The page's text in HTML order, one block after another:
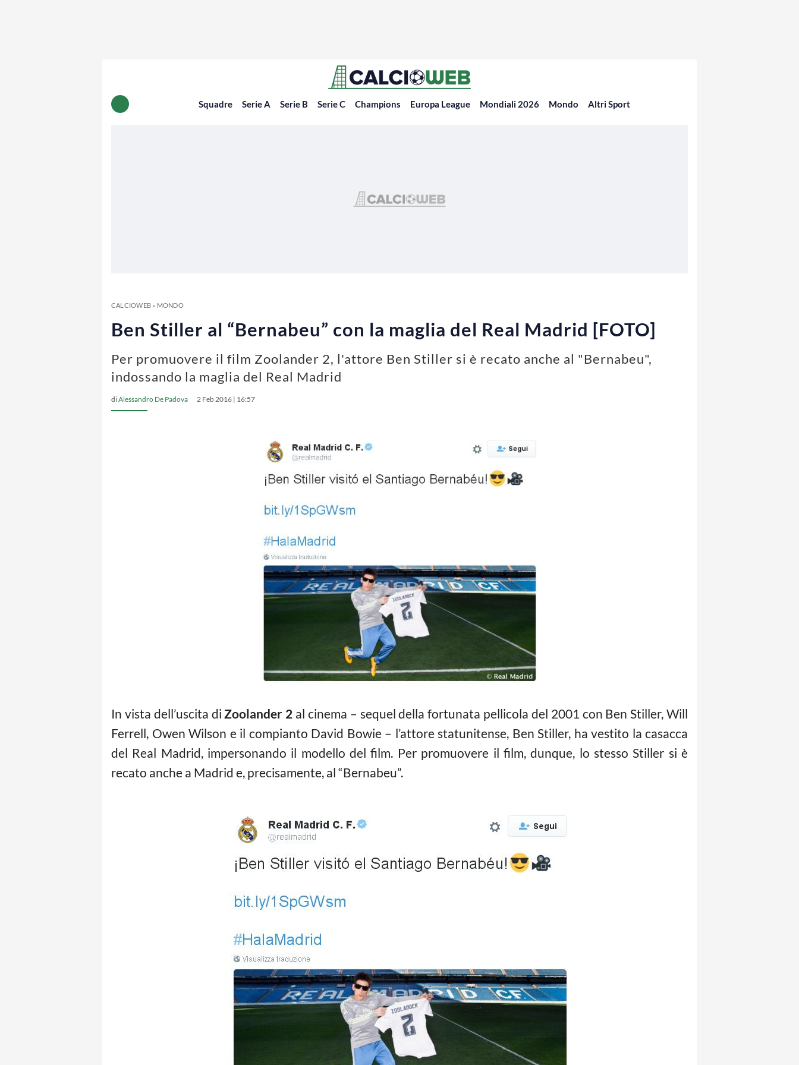
Squadre Serie A Serie B Serie C Champions Europa League Mondiali 2026 Mondo Altri Sport
CALCIOWEB» MONDO
Ben Stiller al “Bernabeu” con la maglia del Real Madrid [FOTO]
Per promuovere il film Zoolander 2, l'attore Ben Stiller si è recato anche al "Bernabeu",
indossando la maglia del Real Madrid
diAlessandro De Padova 2 Feb 2016 | 16:57
In vista dell’uscita di Zoolander 2 al cinema – sequel della fortunata pellicola del 2001 con Ben Stiller, Will
Ferrell, Owen Wilson e il compianto David Bowie – l’attore statunitense, Ben Stiller, ha vestito la casacca
del Real Madrid, impersonando il modello del film. Per promuovere il film, dunque, lo stesso Stiller si è
recato anche a Madrid e, precisamente, al “Bernabeu”.